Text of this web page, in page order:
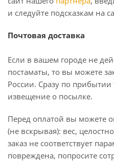
и следуйте подсказкам на
Почтовая доставка
Если в вашем городе не
постаматы, то вы можете
России. Сразу по
извещение о посылке.
Перед оплатой вы можете
(не вскрывая): вес,
заказ не соответствует
повреждена, попросите